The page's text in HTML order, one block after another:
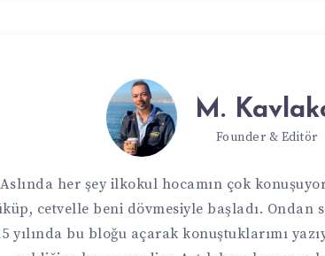
M.
Founder & Editör
Aslında her şey ilkokul hocamın çok
cetvelle beni dövmesiyle başladı. Ondan
yılında bu bloğu açarak konuştuklarımı